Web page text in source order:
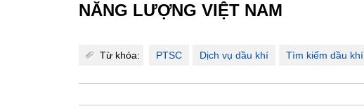
NĂNG LƯỢNG VIỆT NAM
Từ khóa: PTSC Dịch vụ dầu khí Tìm kiếm dầu khí